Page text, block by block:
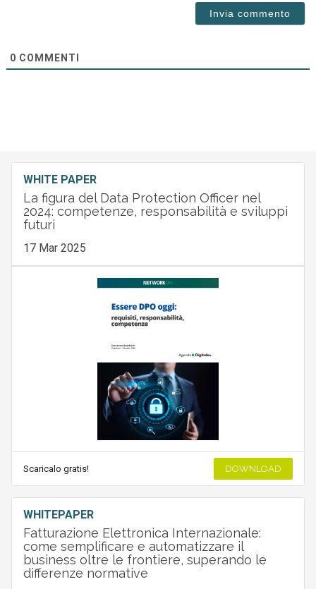
0 COMMENTI
WHITE PAPER
La figura del Data Protection Officer nel
2024: competenze, responsabilità e sviluppi
futuri
17 Mar 2025
Scaricalo gratis! DOWNLOAD
WHITEPAPER
Fatturazione Elettronica Internazionale:
come semplificare e automatizzare il
business oltre le frontiere, superando le
differenze normative